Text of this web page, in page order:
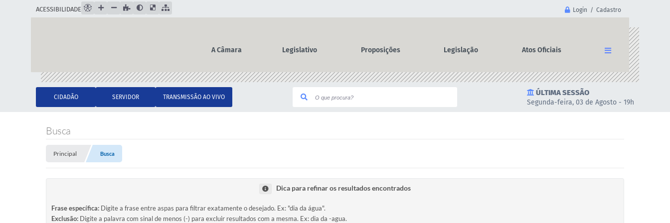
Login / Cadastro
ACESSIBILIDADE
A Câmara Legislativo Proposições Legislação Atos Oficiais
CIDADÃO SERVIDOR TRANSMISSÃO AO VIVO
ÚLTIMA SESSÃO
Segunda-feira, 03 de Agosto - 19h
Busca
Principal Busca
Dica para refinar os resultados encontrados
Frase específica: Digite a frase entre aspas para filtrar exatamente o desejado. Ex: "dia da água".
Exclusão: Digite a palavra com sinal de menos (-) para excluir resultados com a mesma. Ex: dia da -agua.